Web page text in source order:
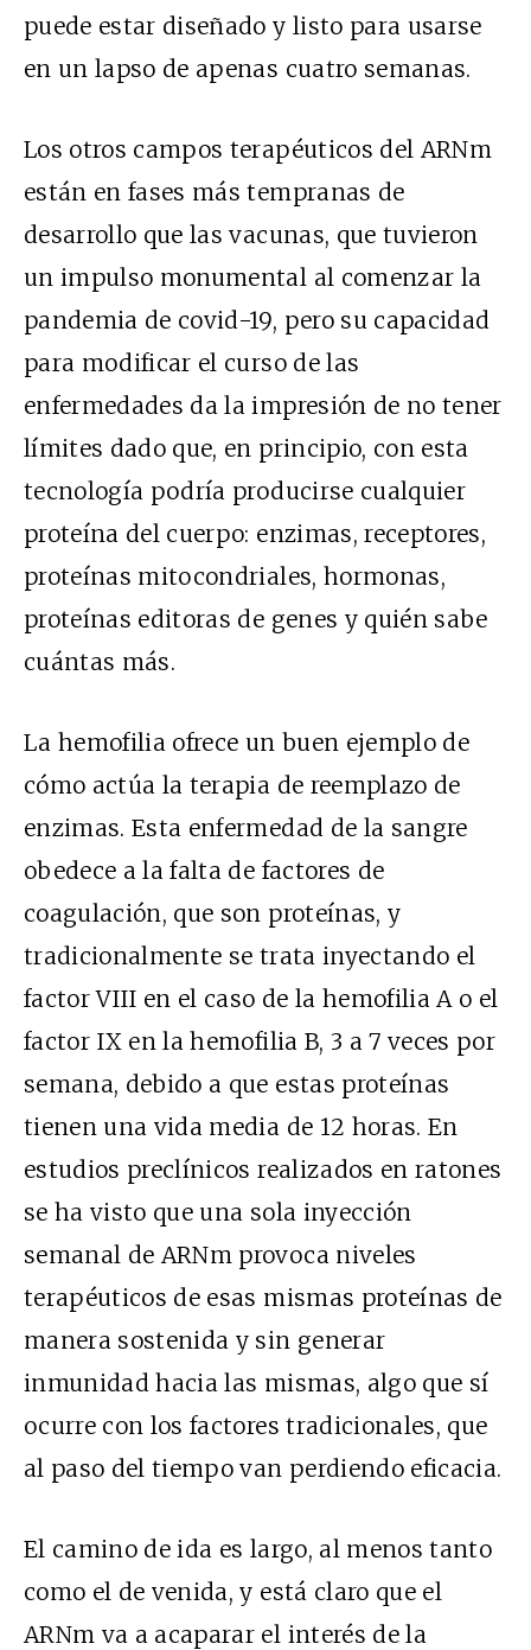
puede estar diseñado y listo para usarse
en un lapso de apenas cuatro semanas.
Los otros campos terapéuticos del ARNm
están en fases más tempranas de
desarrollo que las vacunas, que tuvieron
un impulso monumental al comenzar la
pandemia de covid-19, pero su capacidad
para modificar el curso de las
enfermedades da la impresión de no tener
límites dado que, en principio, con esta
tecnología podría producirse cualquier
proteína del cuerpo: enzimas, receptores,
proteínas mitocondriales, hormonas,
proteínas editoras de genes y quién sabe
cuántas más.
La hemofilia ofrece un buen ejemplo de
cómo actúa la terapia de reemplazo de
enzimas. Esta enfermedad de la sangre
obedece a la falta de factores de
coagulación, que son proteínas, y
tradicionalmente se trata inyectando el
factor VIII en el caso de la hemofilia A o el
factor IX en la hemofilia B, 3 a 7 veces por
semana, debido a que estas proteínas
tienen una vida media de 12 horas. En
estudios preclínicos realizados en ratones
se ha visto que una sola inyección
semanal de ARNm provoca niveles
terapéuticos de esas mismas proteínas de
manera sostenida y sin generar
inmunidad hacia las mismas, algo que sí
ocurre con los factores tradicionales, que
al paso del tiempo van perdiendo eficacia.
El camino de ida es largo, al menos tanto
como el de venida, y está claro que el
ARNm va a acaparar el interés de la